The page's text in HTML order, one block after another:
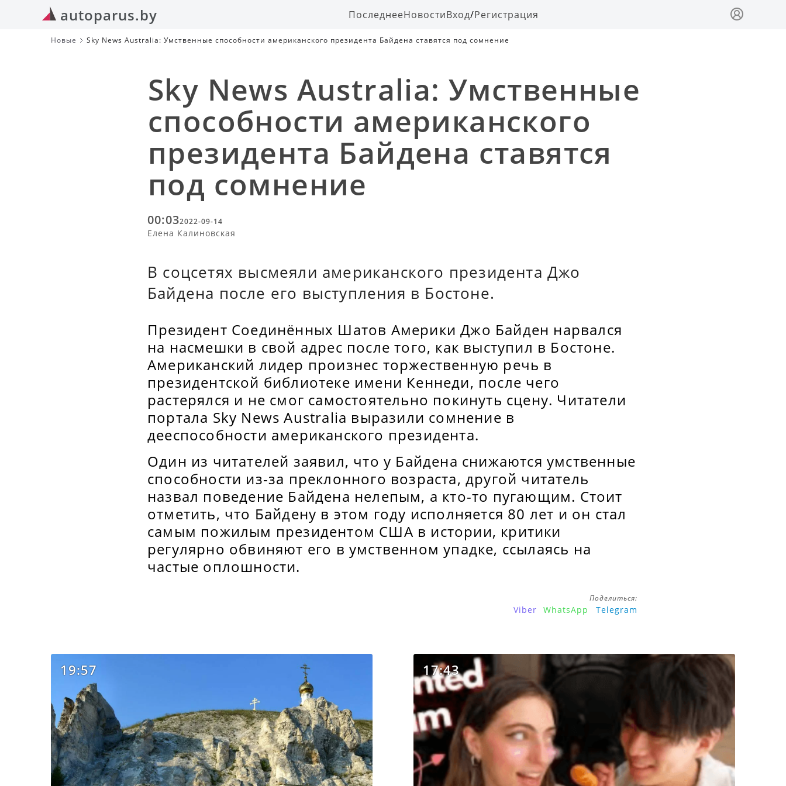
autoparus.by ПоследнееНовостиВход/Регистрация
Новые Sky News Australia: Умственные способности американского президента Байдена ставятся под сомнение
Sky News Australia: Умственные
способности американского
президента Байдена ставятся
под сомнение
00:032022-09-14
Елена Калиновская
В соцсетях высмеяли американского президента Джо
Байдена после его выступления в Бостоне.
Президент Соединённых Шатов Америки Джо Байден нарвался
на насмешки в свой адрес после того, как выступил в Бостоне.
Американский лидер произнес торжественную речь в
президентской библиотеке имени Кеннеди, после чего
растерялся и не смог самостоятельно покинуть сцену. Читатели
портала Sky News Australia выразили сомнение в
дееспособности американского президента.
Один из читателей заявил, что у Байдена снижаются умственные
способности из-за преклонного возраста, другой читатель
назвал поведение Байдена нелепым, а кто-то пугающим. Стоит
отметить, что Байдену в этом году исполняется 80 лет и он стал
самым пожилым президентом США в истории, критики
регулярно обвиняют его в умственном упадке, ссылаясь на
частые оплошности.
Поделиться:
Viber WhatsApp Telegram
19:57 17:43